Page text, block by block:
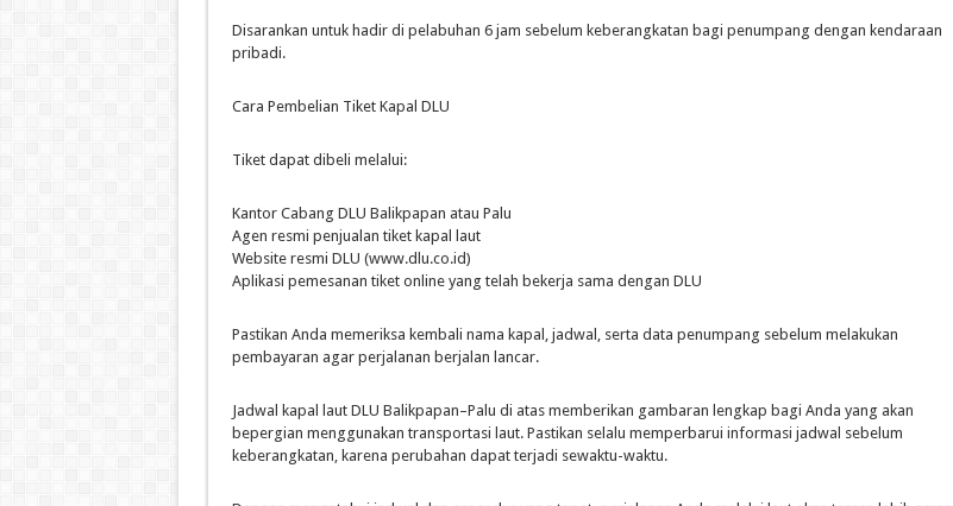
Disarankan untuk hadir di pelabuhan 6 jam sebelum keberangkatan bagi penumpang dengan kendaraan
pribadi.
Cara Pembelian Tiket Kapal DLU
Tiket dapat dibeli melalui:
Kantor Cabang DLU Balikpapan atau Palu
Agen resmi penjualan tiket kapal laut
Website resmi DLU (www.dlu.co.id)
Aplikasi pemesanan tiket online yang telah bekerja sama dengan DLU
Pastikan Anda memeriksa kembali nama kapal, jadwal, serta data penumpang sebelum melakukan
pembayaran agar perjalanan berjalan lancar.
Jadwal kapal laut DLU Balikpapan–Palu di atas memberikan gambaran lengkap bagi Anda yang akan
bepergian menggunakan transportasi laut. Pastikan selalu memperbarui informasi jadwal sebelum
keberangkatan, karena perubahan dapat terjadi sewaktu-waktu.